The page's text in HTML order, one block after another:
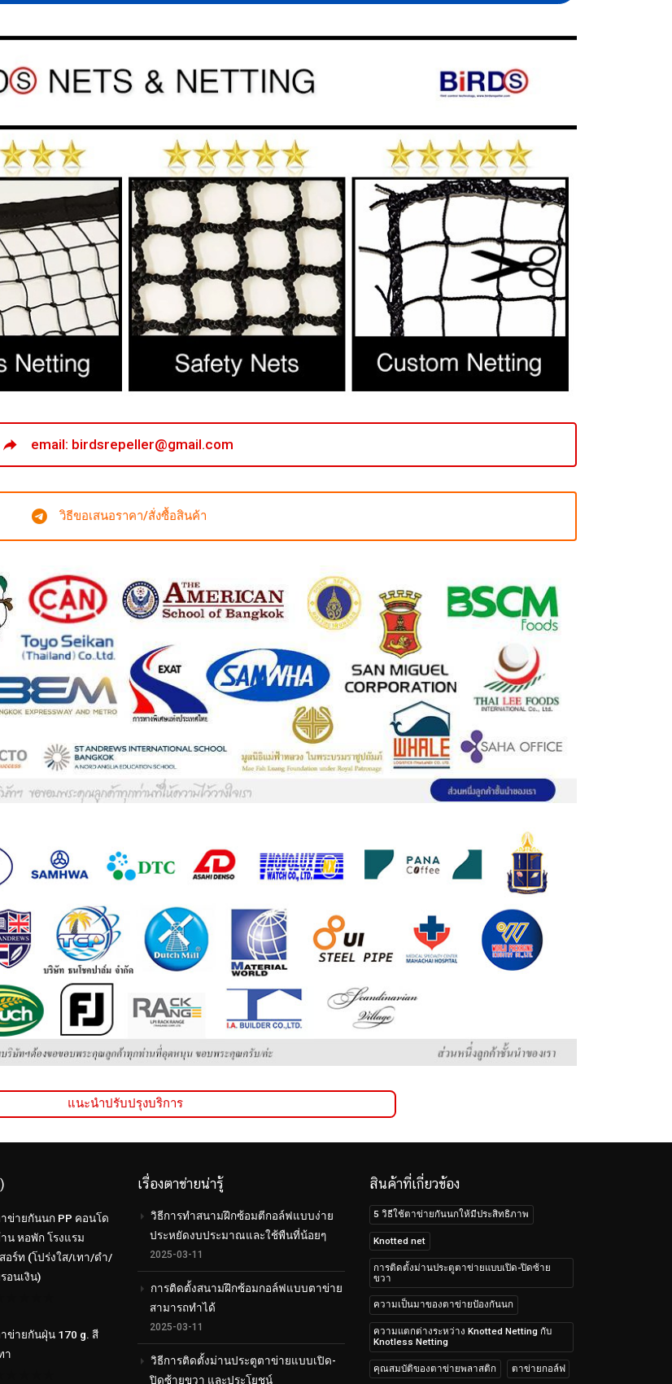
email: birdsrepeller@gmail.com
วิธีขอเสนอราคา/สั่งซื้อสินค้า
แนะนำปรับปรุงบริการ
ข่ายกันนก PP คอนโด
น หอพัก โรงแรม
อร์ท (โปร่งใส/เทา/ดำ/
อนเงิน)
ข่ายกันฝุ่น 170 g. สี
า
เรื่องตาข่ายน่ารู้
วิธีการทำสนามฝึกซ้อมตีกอล์ฟแบบง่าย
ประหยัดงบประมาณและใช้พืนที่น้อยๆ
2025-03-11
การติดตั้งสนามฝึกซ้อมกอล์ฟแบบตาข่าย
สามารถทำได้
2025-03-11
วิธีการติดตั้งม่านประตูตาข่ายแบบเปิด-
ปิดซ้ายขวา และประโยชน์
สินค้าที่เกี่ยวข้อง
5 วิธีใช้ตาข่ายกันนกให้มีประสิทธิภาพ
Knotted net
การติดตั้งม่านประตูตาข่ายแบบเปิด-ปิดซ้าย
ขวา
ความเป็นมาของตาข่ายป้องกันนก
ความแตกต่างระหว่าง Knotted Netting กับ
Knotless Netting
คุณสมบัติของตาข่ายพลาสติก ตาข่ายกอล์ฟ